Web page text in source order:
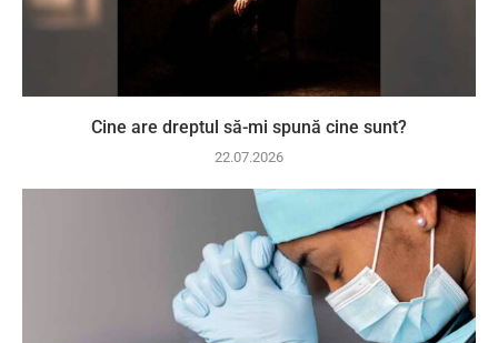
Cine are dreptul să-mi spună cine sunt?
22.07.2026